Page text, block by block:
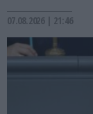
07.08.2026 | 21:46